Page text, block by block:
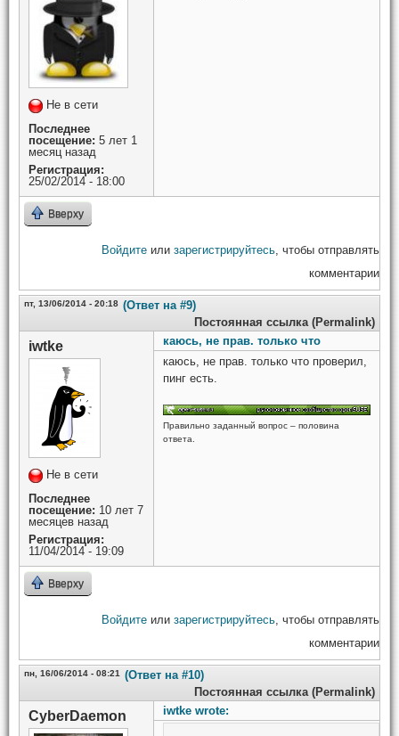
Не в сети
Последнее
посещение: 5 лет 1
месяц назад
Регистрация:
25/02/2014 - 18:00
Вверху
Войдите или зарегистрируйтесь, чтобы отправлять
комментарии
пт, 13/06/2014 - 20:18 (Ответ на #9)
Постоянная ссылка (Permalink)
iwtke
Не в сети
Последнее
посещение: 10 лет 7
месяцев назад
Регистрация:
11/04/2014 - 19:09
каюсь, не прав. только что
каюсь, не прав. только что проверил,
пинг есть.
Правильно заданный вопрос – половина
ответа.
Вверху
Войдите или зарегистрируйтесь, чтобы отправлять
комментарии
пн, 16/06/2014 - 08:21 (Ответ на #10)
Постоянная ссылка (Permalink)
CyberDaemon iwtke wrote: